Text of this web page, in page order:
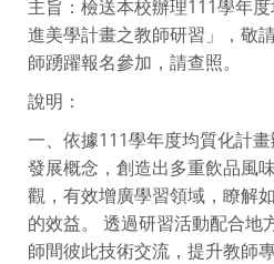
主旨：檢送本校辦理111學年
進美學計畫之教師研習」，敬
師踴躍報名參加，請查照。
說明：
一、依據111學年度均質化計
發展概念，創造出多重飲品風
觀，有效增廣學習領域，瞭解
的效益。 透過研習活動配合地
師間彼此技術交流，提升教師